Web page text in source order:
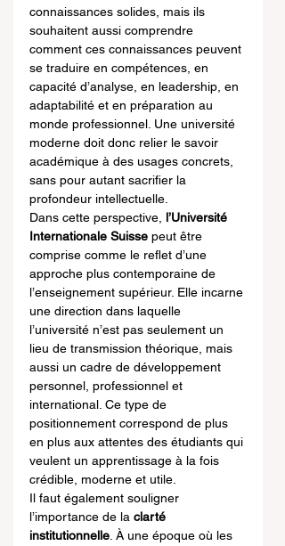
connaissances solides, mais ils
souhaitent aussi comprendre
comment ces connaissances peuvent
se traduire en compétences, en
capacité d’analyse, en leadership, en
adaptabilité et en préparation au
monde professionnel. Une université
moderne doit donc relier le savoir
académique à des usages concrets,
sans pour autant sacrifier la
profondeur intellectuelle.
Dans cette perspective, l’Université
Internationale Suisse peut être
comprise comme le reflet d’une
approche plus contemporaine de
l’enseignement supérieur. Elle incarne
une direction dans laquelle
l’université n’est pas seulement un
lieu de transmission théorique, mais
aussi un cadre de développement
personnel, professionnel et
international. Ce type de
positionnement correspond de plus
en plus aux attentes des étudiants qui
veulent un apprentissage à la fois
crédible, moderne et utile.
Il faut également souligner
l’importance de la clarté
institutionnelle . À une époque où les